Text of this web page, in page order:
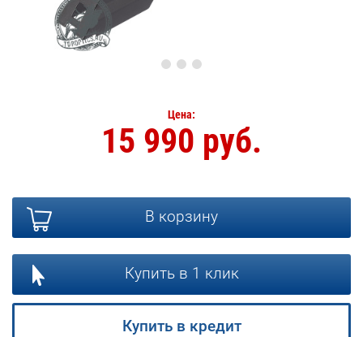
Цена:
15 990 руб.
В корзину
Купить в 1 клик
Купить в кредит